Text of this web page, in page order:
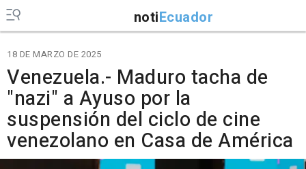
notiEcuador
18 DE MARZO DE 2025
Venezuela.- Maduro tacha de
"nazi" a Ayuso por la
suspensión del ciclo de cine
venezolano en Casa de América